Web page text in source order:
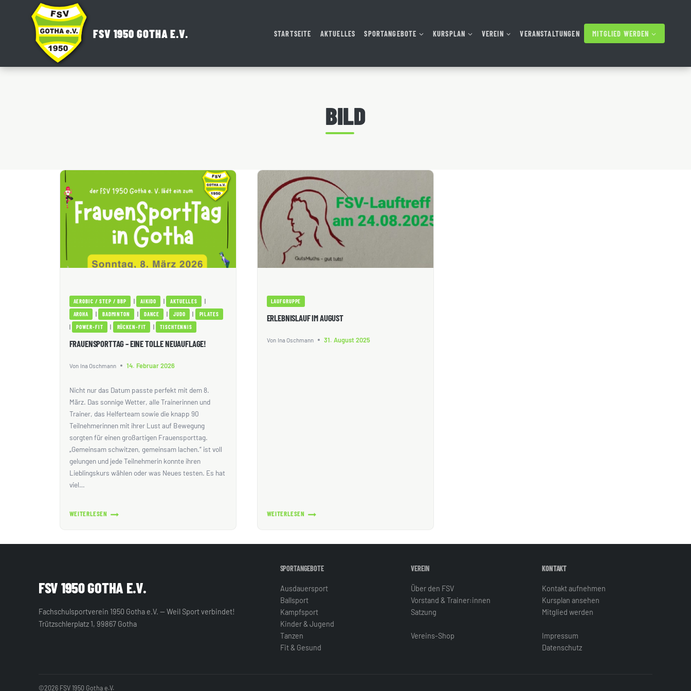
FSV 1950 GOTHA E.V. STARTSEITE AKTUELLES SPORTANGEBOTE KURSPLAN VEREIN VERANSTALTUNGEN MITGLIED WERDEN
BILD
AEROBIC / STEP / BBP | AIKIDO | AKTUELLES |
AROHA | BADMINTON | DANCE | JUDO | PILATES
| POWER-FIT | RÜCKEN-FIT | TISCHTENNIS
FRAUENSPORTTAG – EINE TOLLE NEUAUFLAGE!
Von Ina Oschmann 14. Februar 2026
Nicht nur das Datum passte perfekt mit dem 8.
März. Das sonnige Wetter, alle Trainerinnen und
Trainer, das Helferteam sowie die knapp 90
Teilnehmerinnen mit ihrer Lust auf Bewegung
sorgten für einen großartigen Frauensporttag.
„Gemeinsam schwitzen, gemeinsam lachen.“ ist voll
gelungen und jede Teilnehmerin konnte ihren
Lieblingskurs wählen oder was Neues testen. Es hat
viel…
WEITERLESEN
FRAUENSPORTTAG
LAUFGRUPPE
ERLEBNISLAUF IM AUGUST
Von Ina Oschmann 31. August 2025
WEITERLESEN
ERLEBNISLAUF
FSV 1950 GOTHA E.V.
Fachschulsportverein 1950 Gotha e.V. — Weil Sport verbindet!
Trützschlerplatz 1, 99867 Gotha
SPORTANGEBOTE
Ausdauersport
Ballsport
Kampfsport
Kinder & Jugend
Tanzen
Fit & Gesund
VEREIN
Über den FSV
Vorstand & Trainer:innen
Satzung
Vereins-Shop
KONTAKT
Kontakt aufnehmen
Kursplan ansehen
Mitglied werden
Impressum
Datenschutz
©2026 FSV 1950 Gotha e.V.